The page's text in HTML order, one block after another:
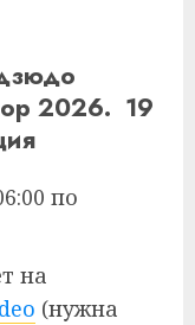
2026. 19
по
на
(нужна